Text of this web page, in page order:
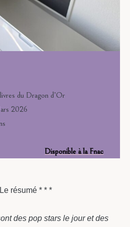
du Dragon d’Or
2026
Disponible à la Fnac
résumé * * *
des pop stars le jour et des